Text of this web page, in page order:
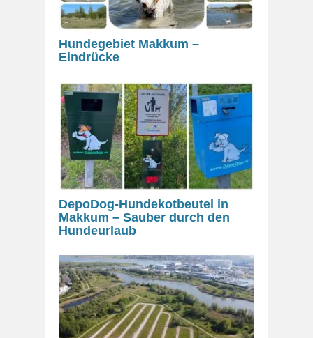
Hundegebiet Makkum –
Eindrücke
DepoDog-Hundekotbeutel in
Makkum – Sauber durch den
Hundeurlaub